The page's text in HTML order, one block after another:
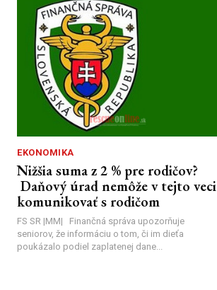
EKONOMIKA
Nižšia suma z 2 % pre rodičov?
Daňový úrad nemôže v tejto veci
komunikovať s rodičom
FS SR |MM| Finančná správa upozorňuje
seniorov, že informáciu o tom, či im dieťa
poukázalo podiel zaplatenej dane...